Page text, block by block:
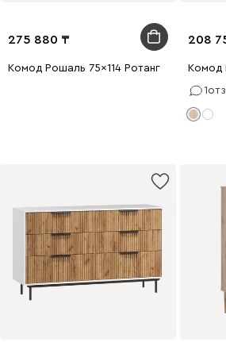
275 880
Комод Рошаль 75x114 Ротанг
208
Комод
1